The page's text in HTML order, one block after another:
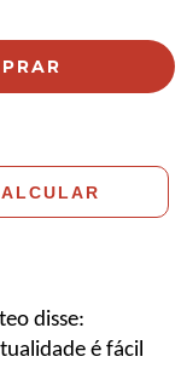
disse:
é fácil